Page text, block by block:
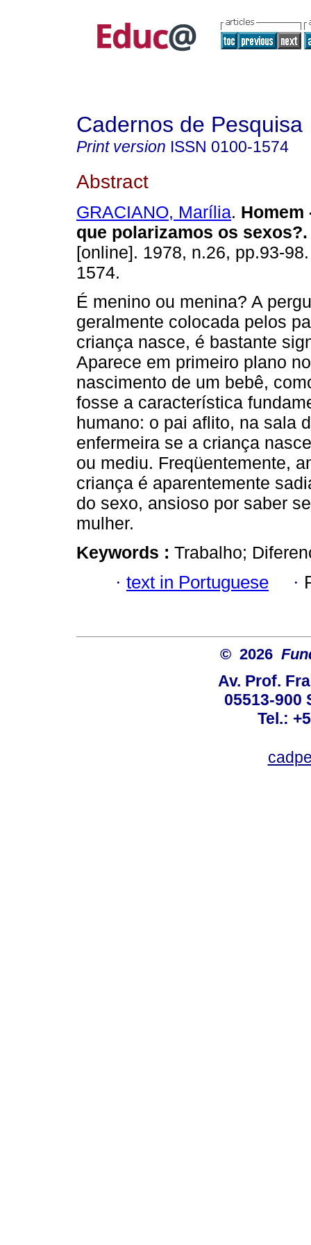
Cadernos de Pesquisa
Print version ISSN 0100-1574
Abstract
GRACIANO, Marília. Homem
que polarizamos os sexos?.
[online]. 1978, n.26, pp.93-
1574.
É menino ou menina? A
geralmente colocada pelos
criança nasce, é bastante
Aparece em primeiro plano
nascimento de um bebê,
fosse a característica
humano: o pai aflito, na sala
enfermeira se a criança
ou mediu. Freqüentemente,
criança é aparentemente
do sexo, ansioso por saber
mulher.
Keywords : Trabalho;
· text in Portuguese ·
© 2026
Av. Prof.
05513-900
Tel.: